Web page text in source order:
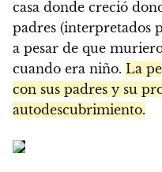
casa donde creció
padres (interpretados
a pesar de que
cuando era niño. La
con sus padres y su
autodescubrimiento.